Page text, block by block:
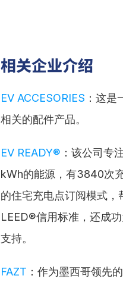
相关企业介绍
EV ACCESORIES ：这
相关的配件产品。
EV READY® ：该公司专
kWh的能源，有3840次
的住宅充电点订阅模式
LEED®信用标准，还成
支持。
FAZT ：作为墨西哥领先